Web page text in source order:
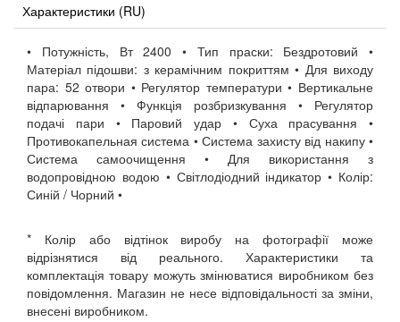
Характеристики (RU)
• Потужність, Вт 2400 • Тип праски: Бездротовий •
Матеріал підошви: з керамічним покриттям • Для виходу
пара: 52 отвори • Регулятор температури • Вертикальне
відпарювання • Функція розбризкування • Регулятор
подачі пари • Паровий удар • Суха прасування •
Противокапельная система • Система захисту від накипу •
Система самоочищення • Для використання з
водопровідною водою • Світлодіодний індикатор • Колір:
Синій / Чорний •
* Колір або відтінок виробу на фотографії може
відрізнятися від реального. Характеристики та
комплектація товару можуть змінюватися виробником без
повідомлення. Магазин не несе відповідальності за зміни,
внесені виробником.